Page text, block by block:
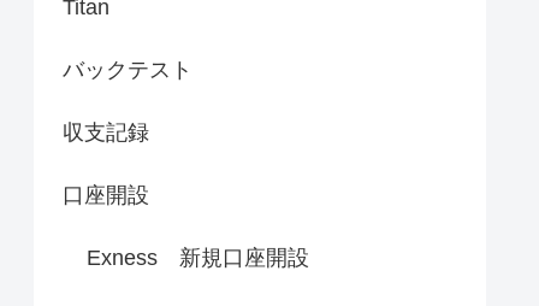
Titan
バックテスト
収支記録
口座開設
Exness 新規口座開設